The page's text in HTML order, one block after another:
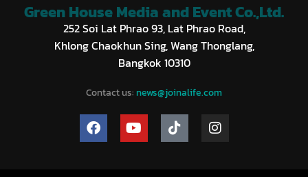
Green House Media and Event Co.,Ltd.
252 Soi Lat Phrao 93, Lat Phrao Road,
Khlong Chaokhun Sing, Wang Thonglang,
Bangkok 10310
Contact us: news@joinalife.com